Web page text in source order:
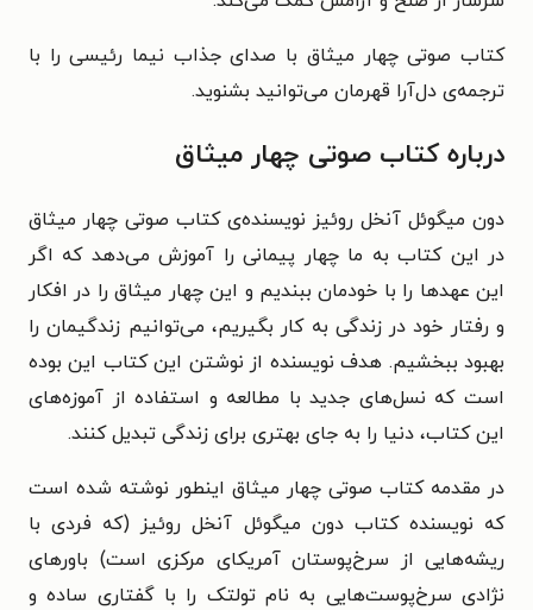
کتاب صوتی چهار میثاق با صدای جذاب نیما رئیسی را با
ترجمه‌ی دل‌آرا قهرمان می‌توانید بشنوید.
درباره کتاب صوتی چهار میثاق
دون میگوئل آنخل روئیز نویسنده‌ی کتاب صوتی چهار میثاق
در این کتاب به ما چهار پیمانی را آموزش می‌دهد که اگر
این عهدها را با خودمان ببندیم و این چهار میثاق را در افکار
و رفتار خود در زندگی به کار بگیریم، می‌توانیم زندگیمان را
بهبود ببخشیم. هدف نویسنده از نوشتن این کتاب این بوده
است که نسل‌های جدید با مطالعه و استفاده از آموزه‌های
این کتاب، دنیا را به جای بهتری برای زندگی تبدیل کنند.
در مقدمه کتاب صوتی چهار میثاق اینطور نوشته شده است
که نویسنده کتاب دون میگوئل آنخل روئیز (که فردی با
ریشه‌هایی از سرخ‌پوستان آمریکای مرکزی است) باورهای
نژادی سرخ‌پوست‌هایی به نام تولتک را با گفتاری ساده و